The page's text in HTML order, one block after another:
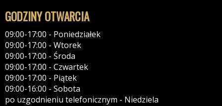
GODZINY OTWARCIA
09:00-17:00 - Poniedziałek
09:00-17:00 - Wtorek
09:00-17:00 - Środa
09:00-17:00 - Czwartek
09:00-17:00 - Piątek
09:00-16:00 - Sobota
po uzgodnieniu telefonicznym - Niedziela